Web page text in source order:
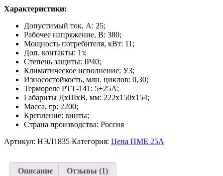
основе
пользователя
Характеристики:
Допустимый ток, А: 25;
Рабочее напряжение, В: 380;
Мощность потребителя, кВт: 11;
Доп. контакты: 1з;
Степень защиты: IP40;
Климатическое исполнение: У3;
Износостойкость, млн. циклов: 0,30;
Термореле РТТ-141: 5÷25А;
Габариты ДxШxB, мм: 222х150х154;
Масса, гр: 2200;
Крепление: винты;
Страна производства: Россия
Артикул: НЭЛ1835 Категория: Цена ПМЕ 25А
Описание Отзывы (1)